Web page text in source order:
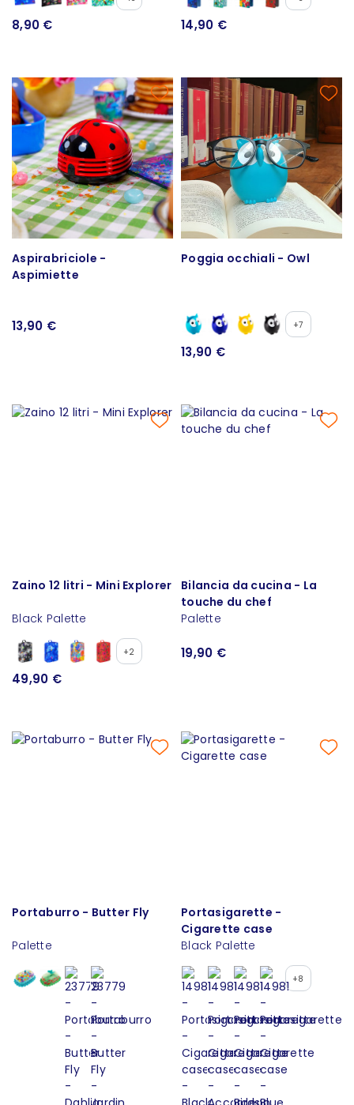
8,90 € 14,90 €
Aspirabriciole -
Aspimiette
13,90 €
Poggia occhiali - Owl
+7
13,90 €
Zaino 12 litri - Mini Explorer
Black Palette
+2
49,90 €
Bilancia da cucina - La
touche du chef
Palette
19,90 €
Portaburro - Butter Fly
Palette
Portasigarette -
Cigarette case
Black Palette
+8